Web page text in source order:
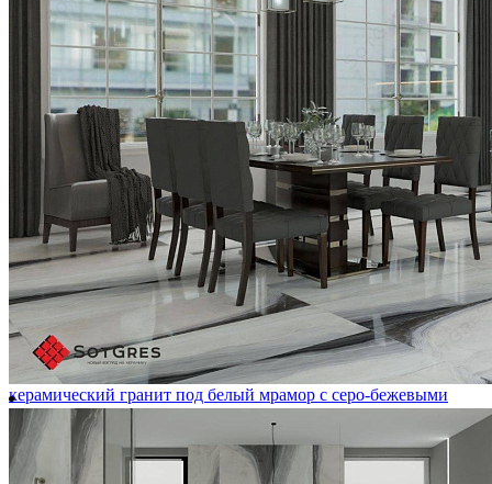
В избранное В избранном
Сравнить
-35%
ZEXMON STATURIO /60х120/ глянцевый белый
керамический гранит под белый мрамор с серо-бежевыми
прожилками
Ширина, мм:
Длина, мм:
1200
Толщина, мм: